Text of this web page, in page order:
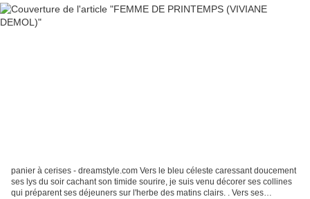
panier à cerises - dreamstyle.com Vers le bleu céleste caressant doucement
ses lys du soir cachant son timide sourire, je suis venu décorer ses collines
qui préparent ses déjeuners sur l'herbe des matins clairs. . Vers ses